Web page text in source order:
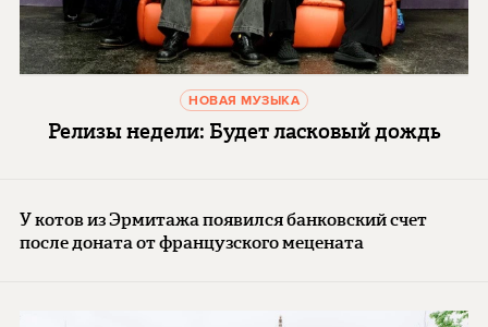
НОВАЯ МУЗЫКА
Релизы недели: Будет ласковый дождь
У котов из Эрмитажа появился банковский счет
после доната от французского мецената